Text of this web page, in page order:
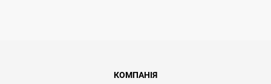
КОМПАНІЯ